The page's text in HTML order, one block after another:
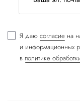
Я даю согласие на
и информационных
в политике